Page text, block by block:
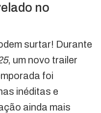
no
surtar! Durante
, um novo trailer
foi
inéditas e
ainda mais